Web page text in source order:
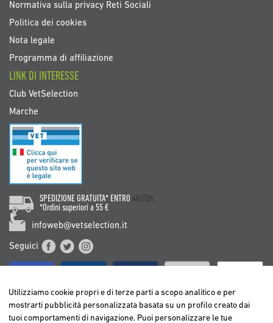
Normativa sulla privacy Reti Sociali
Politica dei cookies
Nota legale
Programma di affiliazione
LINK DI INTERESSE
Club VetSelection
Marche
SPEDIZIONE GRATUITA* ENTRO 48/72h
*Ordini superiori a 55 €
infoweb@vetselection.it
Seguici
Utilizziamo cookie propri e di terze parti a scopo analitico e per
mostrarti pubblicità personalizzata basata su un profilo creato dai
tuoi comportamenti di navigazione. Puoi personalizzare le tue